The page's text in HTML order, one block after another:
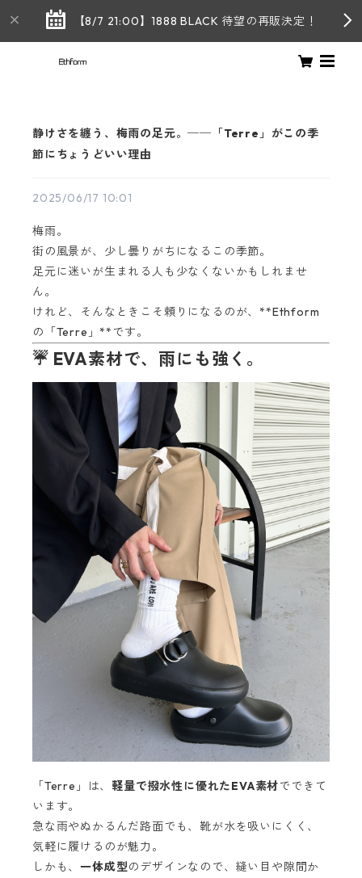
【8/7 21:00】1888 BLACK 待望の再販決定！
静けさを纏う、梅雨の足元。──「Terre」がこの季
節にちょうどいい理由
2025/06/17 10:01
梅雨。
街の風景が、少し曇りがちになるこの季節。
足元に迷いが生まれる人も少なくないかもしれませ
ん。
けれど、そんなときこそ頼りになるのが、**Ethform
の「Terre」**です。
☔ EVA素材で、雨にも強く。
「Terre」は、 軽量で撥水性に優れたEVA素材でできて
います。
急な雨やぬかるんだ路面でも、靴が水を吸いにくく、
気軽に履けるのが魅力。
しかも、一体成型のデザインなので、縫い目や隙間か